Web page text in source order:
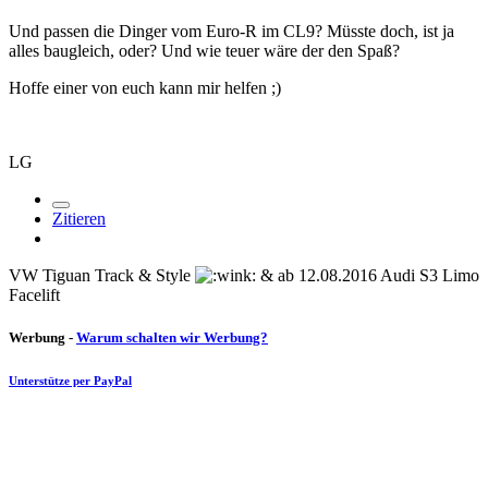
Und passen die Dinger vom Euro-R im CL9? Müsste doch, ist ja
alles baugleich, oder? Und wie teuer wäre der den Spaß?
Hoffe einer von euch kann mir helfen ;)
LG
Zitieren
VW Tiguan Track & Style
& ab 12.08.2016 Audi S3 Limo
Facelift
Werbung - Warum schalten wir Werbung?
Unterstütze per PayPal